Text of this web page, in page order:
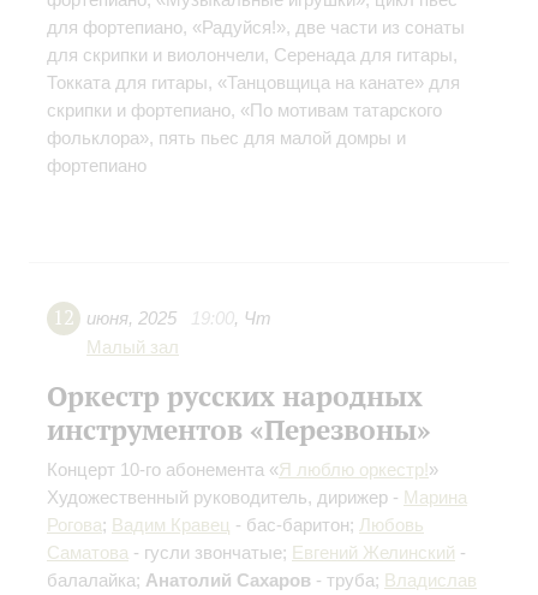
для фортепиано, «Радуйся!», две части из сонаты
для скрипки и виолончели, Серенада для гитары,
Токката для гитары, «Танцовщица на канате» для
скрипки и фортепиано, «По мотивам татарского
фольклора», пять пьес для малой домры и
фортепиано
12 июня, 2025 19:00, Чт
Малый зал
Оркестр русских народных
инструментов «Перезвоны»
Концерт 10-го абонемента «Я люблю оркестр!»
Художественный руководитель, дирижер - Марина
Рогова; Вадим Кравец - бас-баритон; Любовь
Саматова - гусли звончатые; Евгений Желинский -
балалайка; Анатолий Сахаров - труба; Владислав